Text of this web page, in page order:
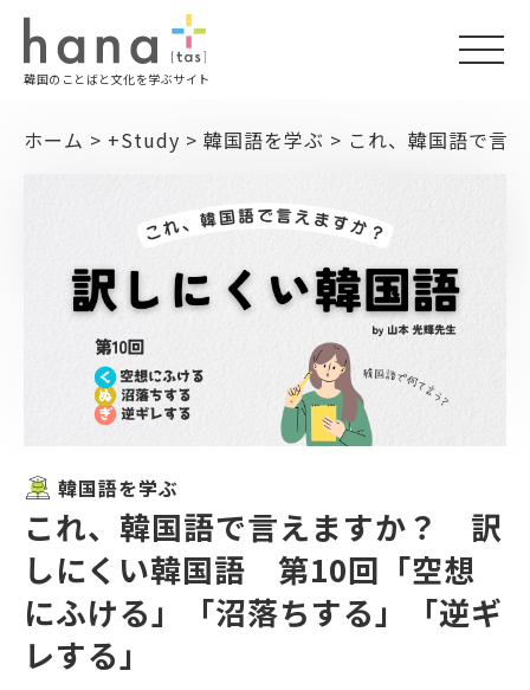
韓国のことばと文化を学ぶサイト
ホーム > +Study > 韓国語を学ぶ > これ、韓国語で言
韓国語を学ぶ
これ、韓国語で言えますか？ 訳
しにくい韓国語 第10回「空想
にふける」「沼落ちする」「逆ギ
レする」